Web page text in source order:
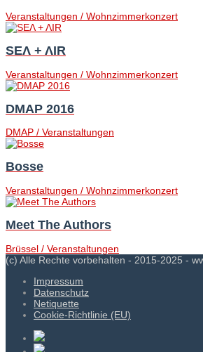
Veranstaltungen / Wohnzimmerkonzert
SEΛ + ΛIR
Veranstaltungen / Wohnzimmerkonzert
DMAP 2016
DMAP / Veranstaltungen
Bosse
Veranstaltungen / Wohnzimmerkonzert
Meet The Authors
Brüssel / Veranstaltungen
(c) Alle Rechte vorbehalten - 2015-2025 -
Impressum
Datenschutz
Netiquette
Cookie-Richtlinie (EU)